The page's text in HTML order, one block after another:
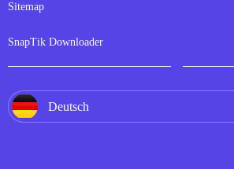
Sitemap
SnapTik Downloader
Deutsch